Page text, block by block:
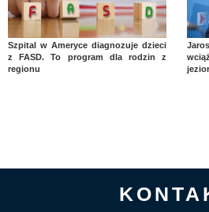
Szpital w Ameryce diagnozuje dzieci
z FASD. To program dla rodzin z
regionu